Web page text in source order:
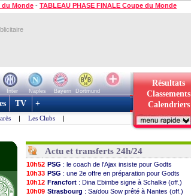
du Monde - TABLEAU PHASE FINALE Coupe du Monde
Inter Naples Bayern
Dortmund
Résultats
Classements
Calendriers
TV +
| Les Clubs |
Actu et transferts 24h/24
10h52 PSG : le coach de l'Ajax insiste pour Godts
10h33 PSG : une 2e offre en préparation pour Godts
10h12 Francfort : Dina Ebimbe signe à Schalke (off.)
10h09 Strasbourg : Saïdou Sow prêté à Nantes (off.)